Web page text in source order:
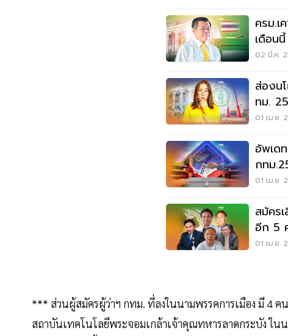
ครม.เ
เดือน
02 มี.ค.
ส่องน
ทม.
01 เม.ย.
อัพเด
กทม
01 เม.ย.
สมัคร
อีก 5
13
01 เม.ย.
*** ส่วนผู้สมัครผู้ว่าฯ กทม. ที่ลงในนามพรรคการเมือง มี 4 ค
สถาบันเทคโนโลยีพระจอมเกล้าเจ้าคุณทหารลาดกระบัง ใ